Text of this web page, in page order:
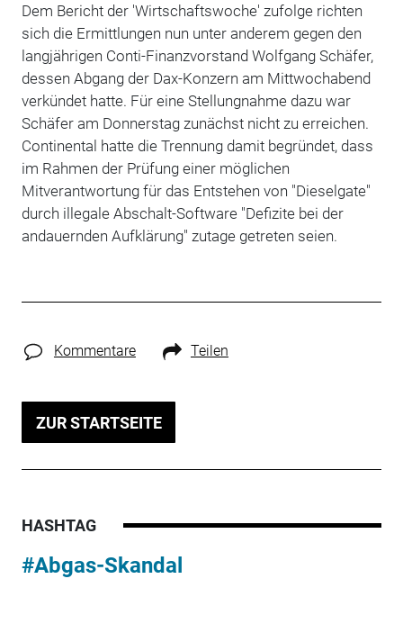
Dem Bericht der 'Wirtschaftswoche' zufolge richten
sich die Ermittlungen nun unter anderem gegen den
langjährigen Conti-Finanzvorstand Wolfgang Schäfer,
dessen Abgang der Dax-Konzern am Mittwochabend
verkündet hatte. Für eine Stellungnahme dazu war
Schäfer am Donnerstag zunächst nicht zu erreichen.
Continental hatte die Trennung damit begründet, dass
im Rahmen der Prüfung einer möglichen
Mitverantwortung für das Entstehen von "Dieselgate"
durch illegale Abschalt-Software "Defizite bei der
andauernden Aufklärung" zutage getreten seien.
Kommentare Teilen
ZUR STARTSEITE
HASHTAG
#Abgas-Skandal